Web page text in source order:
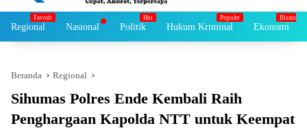
Regional Nasional Politik Hukum Kriminal Ekonomi
Beranda Regional
Sihumas Polres Ende Kembali Raih
Penghargaan Kapolda NTT untuk Keempat